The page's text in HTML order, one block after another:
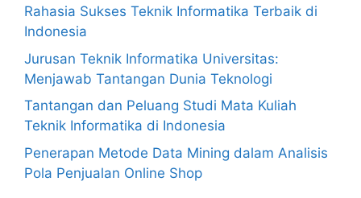
Rahasia Sukses Teknik Informatika Terbaik di
Indonesia
Jurusan Teknik Informatika Universitas:
Menjawab Tantangan Dunia Teknologi
Tantangan dan Peluang Studi Mata Kuliah
Teknik Informatika di Indonesia
Penerapan Metode Data Mining dalam Analisis
Pola Penjualan Online Shop